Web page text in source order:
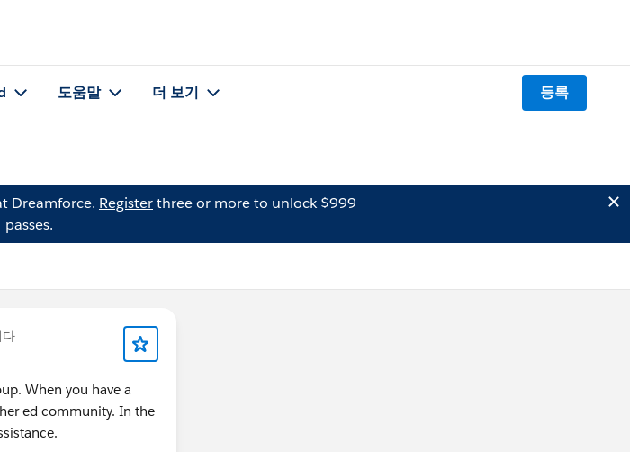
도움말 더 보기 등록
Dreamforce. Registerthree or more to unlock $999
passes.
다
When you have a
ed community. In the